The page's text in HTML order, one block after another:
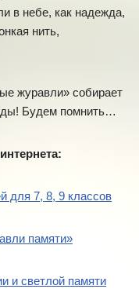
в небе, как надежда,
нить,
журавли» собирает
Будем помнить…
для 7, 8, 9 классов
памяти»
и светлой памяти